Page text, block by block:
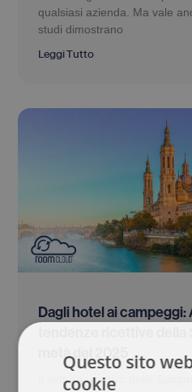
qualsiasi azienda. Ma vale
studi dimostrano
Leggi Tutto
Dagli hotel ai campeggi:
metà del 2025
Il settore ricettivo della
Questo sito
cookie